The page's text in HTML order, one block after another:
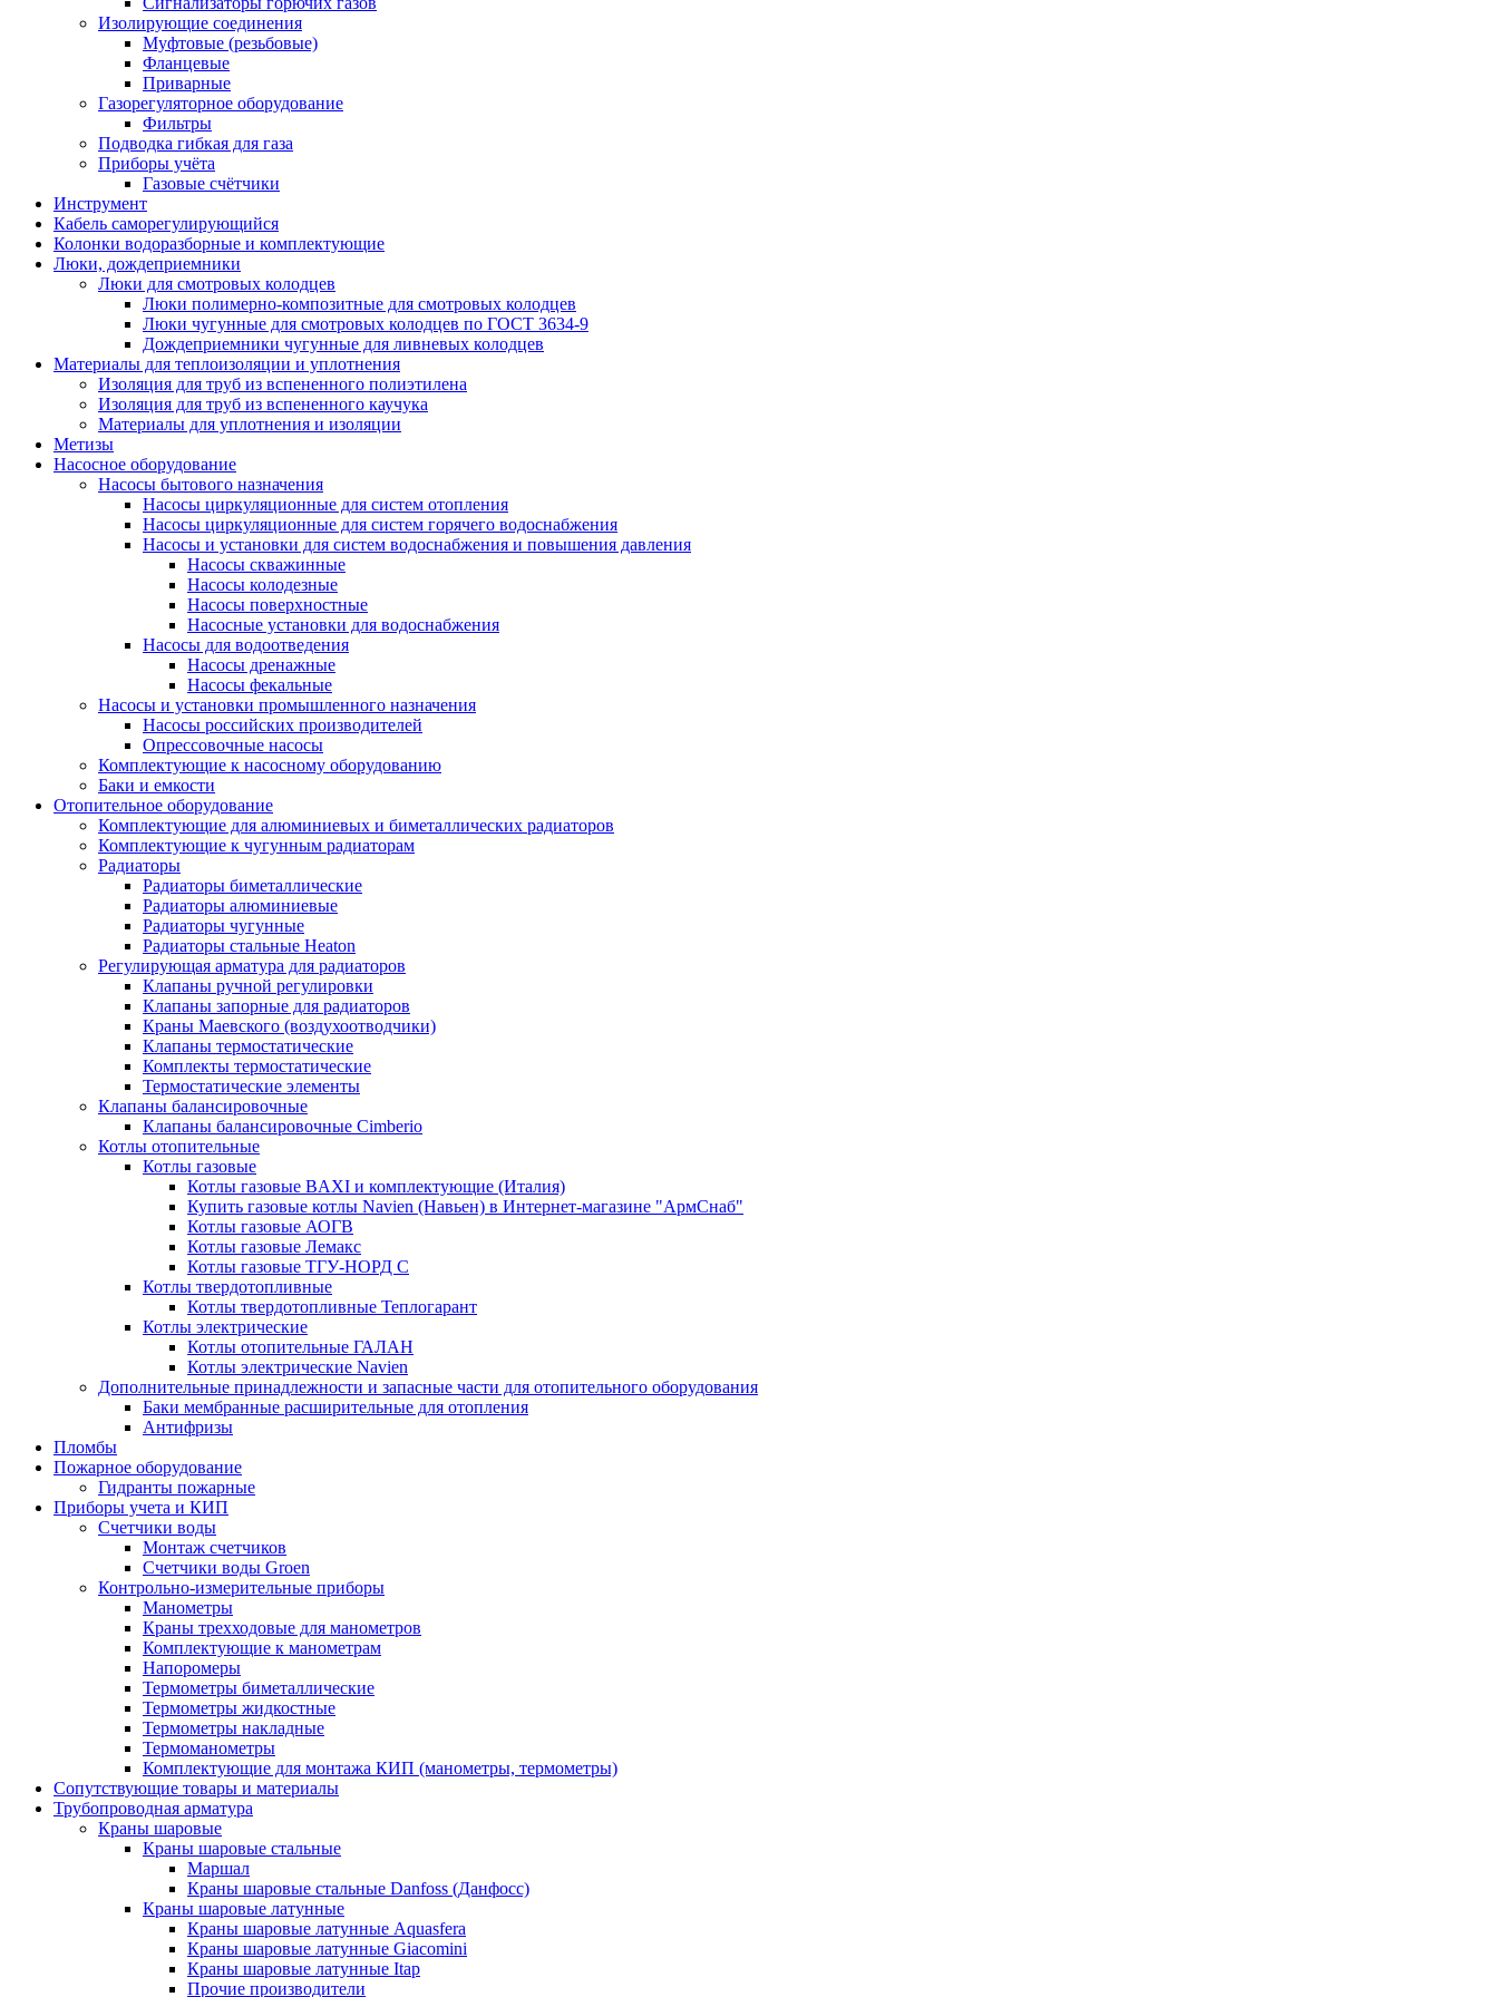
Изолирующие соединения
Муфтовые (резьбовые)
Фланцевые
Приварные
Газорегуляторное оборудование
Фильтры
Подводка гибкая для газа
Приборы учёта
Газовые счётчики
Инструмент
Кабель саморегулирующийся
Колонки водоразборные и комплектующие
Люки, дождеприемники
Люки для смотровых колодцев
Люки полимерно-композитные для смотровых колодцев
Люки чугунные для смотровых колодцев по ГОСТ 3634-9
Дождеприемники чугунные для ливневых колодцев
Материалы для теплоизоляции и уплотнения
Изоляция для труб из вспененного полиэтилена
Изоляция для труб из вспененного каучука
Материалы для уплотнения и изоляции
Метизы
Насосное оборудование
Насосы бытового назначения
Насосы циркуляционные для систем отопления
Насосы циркуляционные для систем горячего водоснабжения
Насосы и установки для систем водоснабжения и повышения давления
Насосы скважинные
Насосы колодезные
Насосы поверхностные
Насосные установки для водоснабжения
Насосы для водоотведения
Насосы дренажные
Насосы фекальные
Насосы и установки промышленного назначения
Насосы российских производителей
Опрессовочные насосы
Комплектующие к насосному оборудованию
Баки и емкости
Отопительное оборудование
Комплектующие для алюминиевых и биметаллических радиаторов
Комплектующие к чугунным радиаторам
Радиаторы
Радиаторы биметаллические
Радиаторы алюминиевые
Радиаторы чугунные
Радиаторы стальные Heaton
Регулирующая арматура для радиаторов
Клапаны ручной регулировки
Клапаны запорные для радиаторов
Краны Маевского (воздухоотводчики)
Клапаны термостатические
Комплекты термостатические
Термостатические элементы
Клапаны балансировочные
Клапаны балансировочные Cimberio
Котлы отопительные
Котлы газовые
Котлы газовые BAXI и комплектующие (Италия)
Купить газовые котлы Navien (Навьен) в Интернет-магазине "АрмСнаб"
Котлы газовые АОГВ
Котлы газовые Лемакс
Котлы газовые ТГУ-НОРД С
Котлы твердотопливные
Котлы твердотопливные Теплогарант
Котлы электрические
Котлы отопительные ГАЛАН
Котлы электрические Navien
Дополнительные принадлежности и запасные части для отопительного оборудования
Баки мембранные расширительные для отопления
Антифризы
Пломбы
Пожарное оборудование
Гидранты пожарные
Приборы учета и КИП
Счетчики воды
Монтаж счетчиков
Счетчики воды Groen
Контрольно-измерительные приборы
Манометры
Краны трехходовые для манометров
Комплектующие к манометрам
Напоромеры
Термометры биметаллические
Термометры жидкостные
Термометры накладные
Термоманометры
Комплектующие для монтажа КИП (манометры, термометры)
Сопутствующие товары и материалы
Трубопроводная арматура
Краны шаровые
Краны шаровые стальные
Маршал
Краны шаровые стальные Danfoss (Данфосс)
Краны шаровые латунные
Краны шаровые латунные Aquasfera
Краны шаровые латунные Giacomini
Краны шаровые латунные Itap
Прочие производители